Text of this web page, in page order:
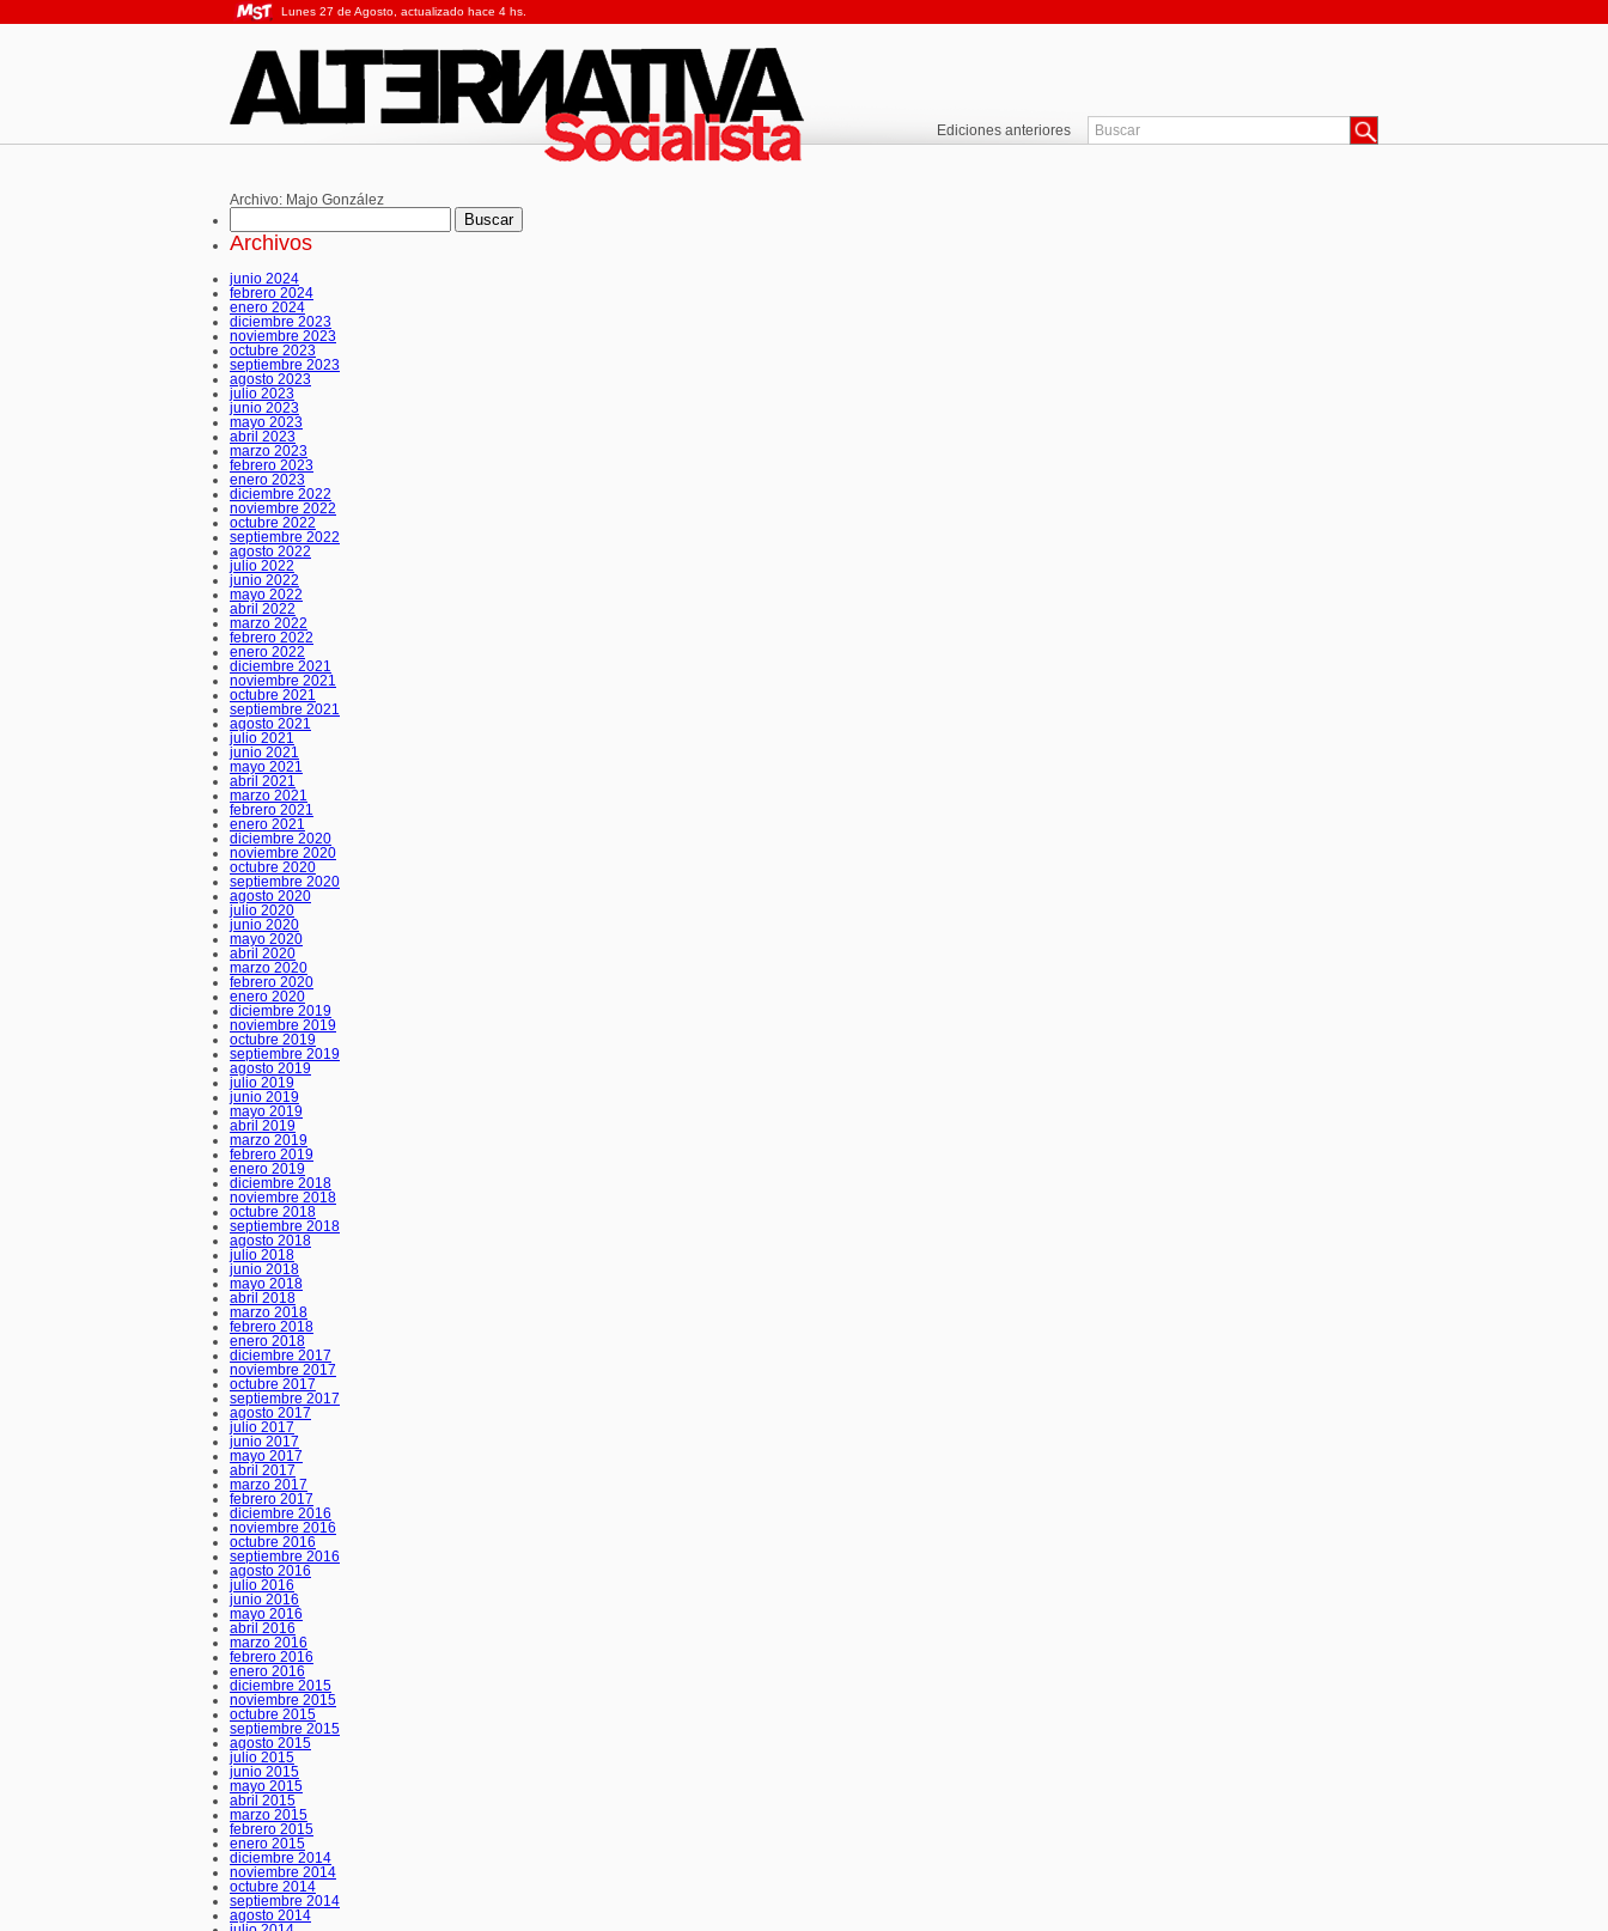
Lunes 27 de Agosto, actualizado hace 4 hs.
Ediciones anteriores
Archivo: Majo González
Buscar:
Archivos
junio 2024
febrero 2024
enero 2024
diciembre 2023
noviembre 2023
octubre 2023
septiembre 2023
agosto 2023
julio 2023
junio 2023
mayo 2023
abril 2023
marzo 2023
febrero 2023
enero 2023
diciembre 2022
noviembre 2022
octubre 2022
septiembre 2022
agosto 2022
julio 2022
junio 2022
mayo 2022
abril 2022
marzo 2022
febrero 2022
enero 2022
diciembre 2021
noviembre 2021
octubre 2021
septiembre 2021
agosto 2021
julio 2021
junio 2021
mayo 2021
abril 2021
marzo 2021
febrero 2021
enero 2021
diciembre 2020
noviembre 2020
octubre 2020
septiembre 2020
agosto 2020
julio 2020
junio 2020
mayo 2020
abril 2020
marzo 2020
febrero 2020
enero 2020
diciembre 2019
noviembre 2019
octubre 2019
septiembre 2019
agosto 2019
julio 2019
junio 2019
mayo 2019
abril 2019
marzo 2019
febrero 2019
enero 2019
diciembre 2018
noviembre 2018
octubre 2018
septiembre 2018
agosto 2018
julio 2018
junio 2018
mayo 2018
abril 2018
marzo 2018
febrero 2018
enero 2018
diciembre 2017
noviembre 2017
octubre 2017
septiembre 2017
agosto 2017
julio 2017
junio 2017
mayo 2017
abril 2017
marzo 2017
febrero 2017
diciembre 2016
noviembre 2016
octubre 2016
septiembre 2016
agosto 2016
julio 2016
junio 2016
mayo 2016
abril 2016
marzo 2016
febrero 2016
enero 2016
diciembre 2015
noviembre 2015
octubre 2015
septiembre 2015
agosto 2015
julio 2015
junio 2015
mayo 2015
abril 2015
marzo 2015
febrero 2015
enero 2015
diciembre 2014
noviembre 2014
octubre 2014
septiembre 2014
agosto 2014